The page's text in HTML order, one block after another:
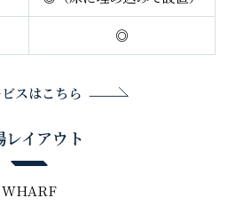
◎
スはこちら
レイアウト
WHARF